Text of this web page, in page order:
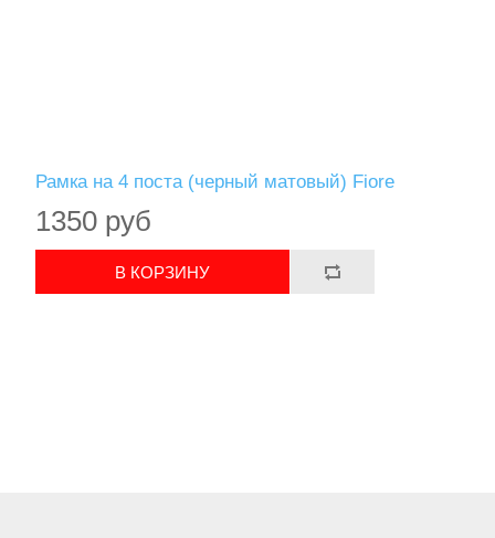
Рамка на 4 поста (черный матовый) Fiore
1350 руб